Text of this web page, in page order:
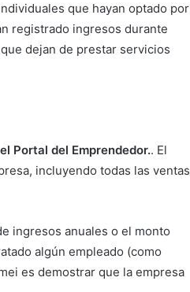
que hayan optado por
registrado ingresos durante
dejan de prestar servicios
Portal del Emprendedor.. El
incluyendo todas las ventas
ingresos anuales o el monto
algún empleado (como
es demostrar que la empresa